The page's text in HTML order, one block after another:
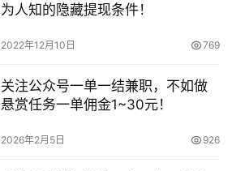
为人知的隐藏提现条件！
2022年12月10日 769
关注公众号一单一结兼职，不如做
悬赏任务一单佣金1~30元！
2026年2月5日 926